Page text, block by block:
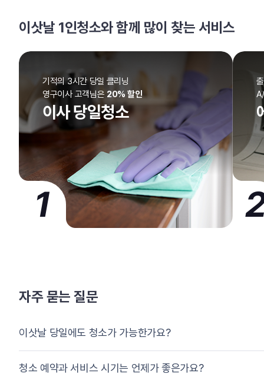
이삿날 1인청소와 함께 많이 찾는 서비스
기적의 3시간 당일 클리닝
영구이사 고객님은 20% 할인
이사 당일청소
1
자주 묻는 질문
이삿날 당일에도 청소가 가능한가요?
청소 예약과 서비스 시기는 언제가 좋은가요?